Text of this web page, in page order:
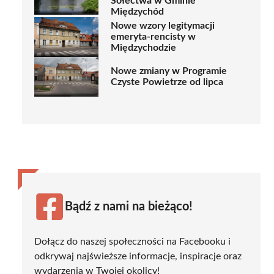
Międzychód
Nowe wzory legitymacji
emeryta-rencisty w
Międzychodzie
Nowe zmiany w Programie
Czyste Powietrze od lipca
Bądź z nami na bieżąco!
Dołącz do naszej społeczności na Facebooku i
odkrywaj najświeższe informacje, inspiracje oraz
wydarzenia w Twojej okolicy!